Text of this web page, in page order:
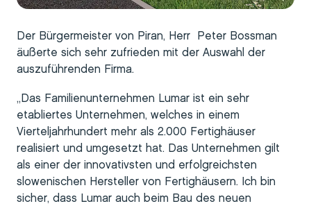
Der Bürgermeister von Piran, Herr Peter Bossman
äußerte sich sehr zufrieden mit der Auswahl der
auszuführenden Firma.
„Das Familienunternehmen Lumar ist ein sehr
etabliertes Unternehmen, welches in einem
Vierteljahrhundert mehr als 2.000 Fertighäuser
realisiert und umgesetzt hat. Das Unternehmen gilt
als einer der innovativsten und erfolgreichsten
slowenischen Hersteller von Fertighäusern. Ich bin
sicher, dass Lumar auch beim Bau des neuen